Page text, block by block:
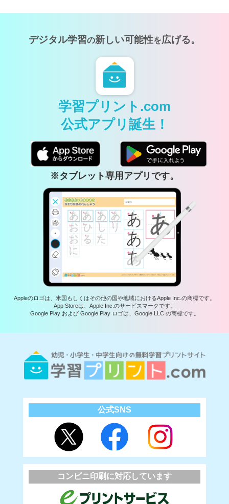
デジタル学習の新しい可能性を広げる。
学習プリント.com
公式アプリ誕生！
※タブレット専用アプリです。
Appleのロゴは、米国もしくはその他の国や地域におけるApple Inc.の商標です。
App Storeは、Apple Inc.のサービスマークです。
Google Play および Google Play ロゴは、Google LLC の商標です。
公式SNS
コンビニ印刷に対応しています